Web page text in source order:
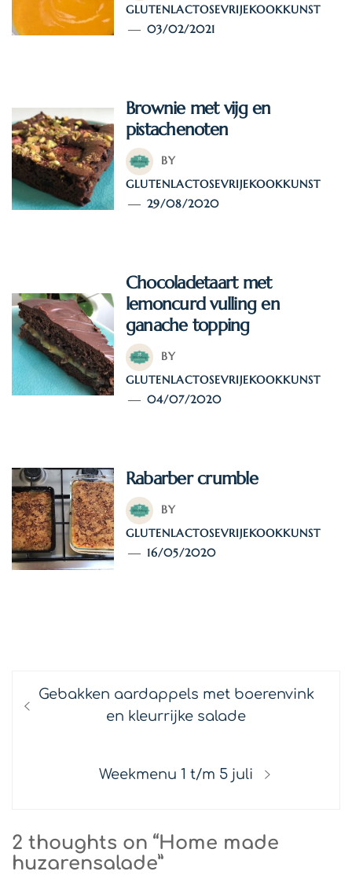
GLUTENLACTOSEVRIJEKOOKKUNST
03/02/2021
Brownie met vijg en
pistachenoten
BY
GLUTENLACTOSEVRIJEKOOKKUNST
29/08/2020
Chocoladetaart met
lemoncurd vulling en
ganache topping
BY
GLUTENLACTOSEVRIJEKOOKKUNST
04/07/2020
Rabarber crumble
BY
GLUTENLACTOSEVRIJEKOOKKUNST
16/05/2020
Bericht
navigatie
Previous
Gebakken aardappels met boerenvink
en kleurrijke salade
Next
Weekmenu 1 t/m 5 juli
2 thoughts on “Home made
huzarensalade”